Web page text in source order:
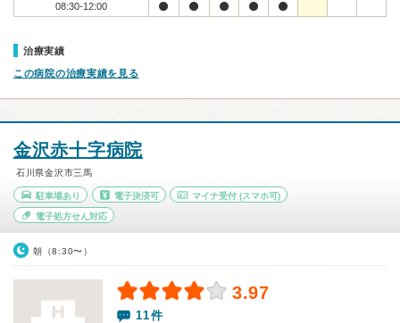
08:30-12:00
治療実績
この病院の治療実績を見る
金沢赤十字病院
石川県金沢市三馬
駐車場あり 電子決済可 マイナ受付 (スマホ可)
電子処方せん対応
朝（8:30〜）
3.97
11件